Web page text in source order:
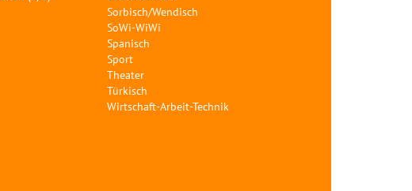
Sorbisch/Wendisch
SoWi-WiWi
Spanisch
Sport
Theater
Türkisch
Wirtschaft-Arbeit-Technik